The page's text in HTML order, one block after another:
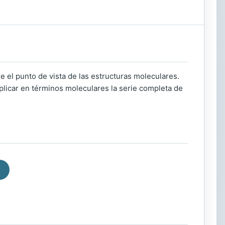
el punto de vista de las estructuras moleculares.
en términos moleculares la serie completa de